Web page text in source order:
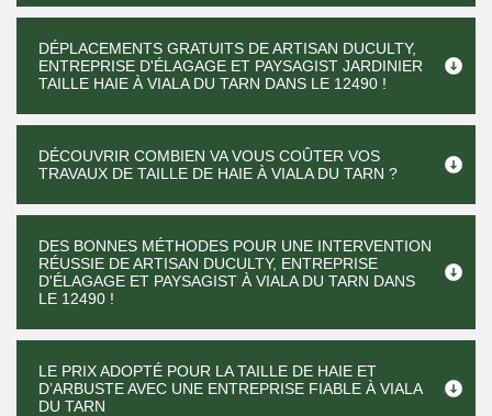
DÉPLACEMENTS GRATUITS DE ARTISAN DUCULTY,
ENTREPRISE D'ÉLAGAGE ET PAYSAGIST JARDINIER
TAILLE HAIE À VIALA DU TARN DANS LE 12490 !
DÉCOUVRIR COMBIEN VA VOUS COÛTER VOS
TRAVAUX DE TAILLE DE HAIE À VIALA DU TARN ?
DES BONNES MÉTHODES POUR UNE INTERVENTION
RÉUSSIE DE ARTISAN DUCULTY, ENTREPRISE
D'ÉLAGAGE ET PAYSAGIST À VIALA DU TARN DANS
LE 12490 !
LE PRIX ADOPTÉ POUR LA TAILLE DE HAIE ET
D’ARBUSTE AVEC UNE ENTREPRISE FIABLE À VIALA
DU TARN